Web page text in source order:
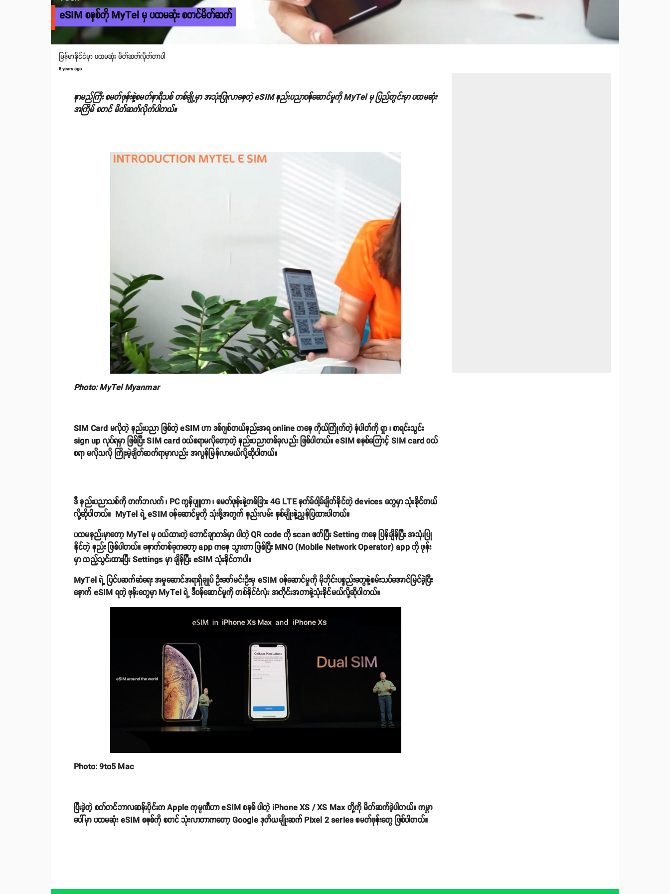
eSIM စနစ်ကို MyTel မှ ပထမဆုံး စတင်မိတ်ဆက်
မြန်မာနိုင်ငံမှာ ပထမဆုံး မိတ်ဆက်လိုက်တာပါ
8 years ago
နာမည်ကြီး စမတ်ဖုန်းနဲ့စမတ်နာရီသစ် တစ်ချို့မှာ အသုံးပြုလာနေတဲ့ eSIM နည်းပညာဝန်ဆောင်မှုကို MyTel မှ ပြည်တွင်းမှာ ပထမဆုံး
အကြိမ် စတင် မိတ်ဆက်လိုက်ပါတယ်။
Photo: MyTel Myanmar
SIM Card မလိုတဲ့ နည်းပညာ ဖြစ်တဲ့ eSIM ဟာ ဒစ်ဂျစ်တယ်နည်းအရ online ကနေ ကိုယ်ကြိုက်တဲ့ နံပါတ်ကို ရှာ ၊ စာရင်းသွင်း
sign up လုပ်ရမှာ ဖြစ်ပြီး SIM card ဝယ်စရာမလိုတော့တဲ့ နည်းပညာတစ်ခုလည်း ဖြစ်ပါတယ်။ eSIM စနစ်ကြောင့် SIM card ဝယ်
စရာ မလိုသလို ကြိုးမဲ့ချိတ်ဆက်ရာမှာလည်း အလွန်မြန်လာမယ်လို့ဆိုပါတယ်။
ဒီ နည်းပညာသစ်ကို တက်ဘလက် ၊ PC ကွန်ပျူတာ ၊ စမတ်ဖုန်းနဲ့တစ်ခြား 4G LTE နက်ခ်ဝါ့ခ်ချိတ်နိုင်တဲ့ devices တွေမှာ သုံးနိုင်တယ်
လို့ဆိုပါတယ်။ MyTel ရဲ့ eSIM ဝန်ဆောင်မှုကို သုံးဖို့အတွက် နည်းလမ်း နှစ်မျိုးနဲ့ညွှန်ပြထားပါတယ်။
ပထမနည်းမှာတော့ MyTel မှ ဝယ်ထားတဲ့ ဘောင်ချာကဒ်မှာ ပါတဲ့ QR code ကို scan ဖတ်ပြီး Setting ကနေ ပြန်ချိန်ပြီး အသုံးပြု
နိုင်တဲ့ နည်း ဖြစ်ပါတယ်။ နောက်တစ်ခုကတော့ app ကနေ သွားတာ ဖြစ်ပြီး MNO (Mobile Network Operator) app ကို ဖုန်း
မှာ ထည့်သွင်းထားပြီး Settings မှာ ချိန်ပြီး eSIM သုံးနိုင်တာပါ။
MyTel ရဲ့ ပြင်ပဆက်ဆံရေး အမှုဆောင်အရာရှိချုပ် ဦးဇော်မင်းဦးမှ eSIM ဝန်ဆောင်မှုကို မိုဘိုင်းပစ္စည်းတွေနဲ့စမ်းသပ်အောင်မြင်ခဲ့ပြီး
နောက် eSIM ရတဲ့ ဖုန်းတွေမှာ MyTel ရဲ့ ဒီဝန်ဆောင်မှုကို တစ်နိုင်ငံလုံး အတိုင်းအတာနဲ့သုံးနိုင်မယ်လို့ဆိုပါတယ်။
Photo: 9to5 Mac
ပြီးခဲ့တဲ့ စက်တင်ဘာလဆန်းပိုင်းက Apple ကုမ္ပဏီဟာ eSIM စနစ် ပါတဲ့ iPhone XS / XS Max တို့ကို မိတ်ဆက်ခဲ့ပါတယ်။ ကမ္ဘာ
ပေါ်မှာ ပထမဆုံး eSIM စနစ်ကို စတင် သုံးလာတာကတော့ Google ဒုတိယမျိုးဆက် Pixel 2 series စမတ်ဖုန်းတွေ ဖြစ်ပါတယ်။